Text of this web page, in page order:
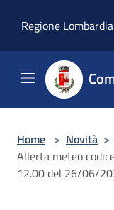
Regione Lombardia
Home > Novità >
Allerta meteo
12.00 del 26/06/